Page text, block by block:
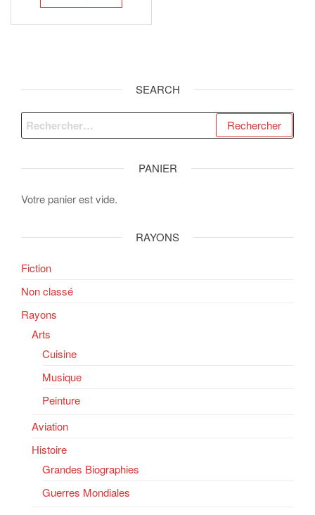
SEARCH
Rechercher :
PANIER
Votre panier est vide.
RAYONS
Fiction
Non classé
Rayons
Arts
Cuisine
Musique
Peinture
Aviation
Histoire
Grandes Biographies
Guerres Mondiales